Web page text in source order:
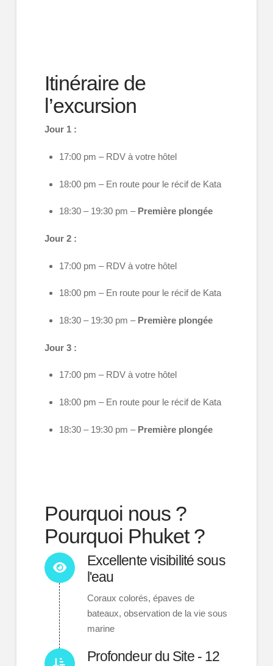
Itinéraire de
l’excursion
Jour 1 :
17:00 pm – RDV à votre hôtel
18:00 pm – En route pour le récif de Kata
18:30 – 19:30 pm – Première plongée
Jour 2 :
17:00 pm – RDV à votre hôtel
18:00 pm – En route pour le récif de Kata
18:30 – 19:30 pm – Première plongée
Jour 3 :
17:00 pm – RDV à votre hôtel
18:00 pm – En route pour le récif de Kata
18:30 – 19:30 pm – Première plongée
Pourquoi nous ?
Pourquoi Phuket ?
Excellente visibilité sous
l'eau
Coraux colorés, épaves de
bateaux, observation de la vie sous
marine
Profondeur du Site - 12